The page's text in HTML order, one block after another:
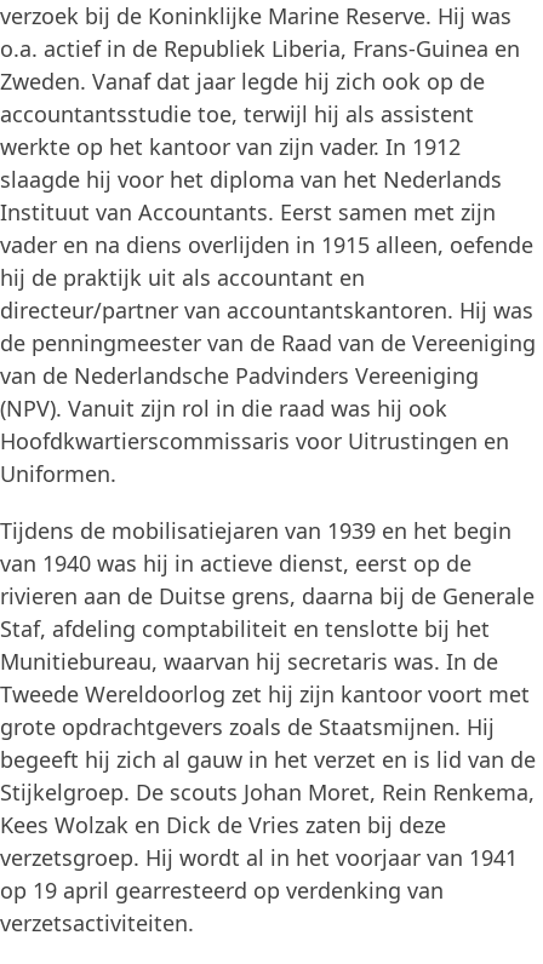
verzoek bij de Koninklijke Marine Reserve. Hij was
o.a. actief in de Republiek Liberia, Frans-Guinea en
Zweden. Vanaf dat jaar legde hij zich ook op de
accountantsstudie toe, terwijl hij als assistent
werkte op het kantoor van zijn vader. In 1912
slaagde hij voor het diploma van het Nederlands
Instituut van Accountants. Eerst samen met zijn
vader en na diens overlijden in 1915 alleen, oefende
hij de praktijk uit als accountant en
directeur/partner van accountantskantoren. Hij was
de penningmeester van de Raad van de Vereeniging
van de Nederlandsche Padvinders Vereeniging
(NPV). Vanuit zijn rol in die raad was hij ook
Hoofdkwartierscommissaris voor Uitrustingen en
Uniformen.
Tijdens de mobilisatiejaren van 1939 en het begin
van 1940 was hij in actieve dienst, eerst op de
rivieren aan de Duitse grens, daarna bij de Generale
Staf, afdeling comptabiliteit en tenslotte bij het
Munitiebureau, waarvan hij secretaris was. In de
Tweede Wereldoorlog zet hij zijn kantoor voort met
grote opdrachtgevers zoals de Staatsmijnen. Hij
begeeft hij zich al gauw in het verzet en is lid van de
Stijkelgroep. De scouts Johan Moret, Rein Renkema,
Kees Wolzak en Dick de Vries zaten bij deze
verzetsgroep. Hij wordt al in het voorjaar van 1941
op 19 april gearresteerd op verdenking van
verzetsactiviteiten.